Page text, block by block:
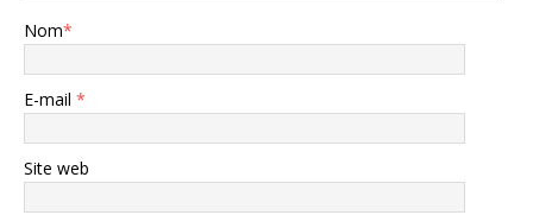
Nom*
E-mail *
Site web